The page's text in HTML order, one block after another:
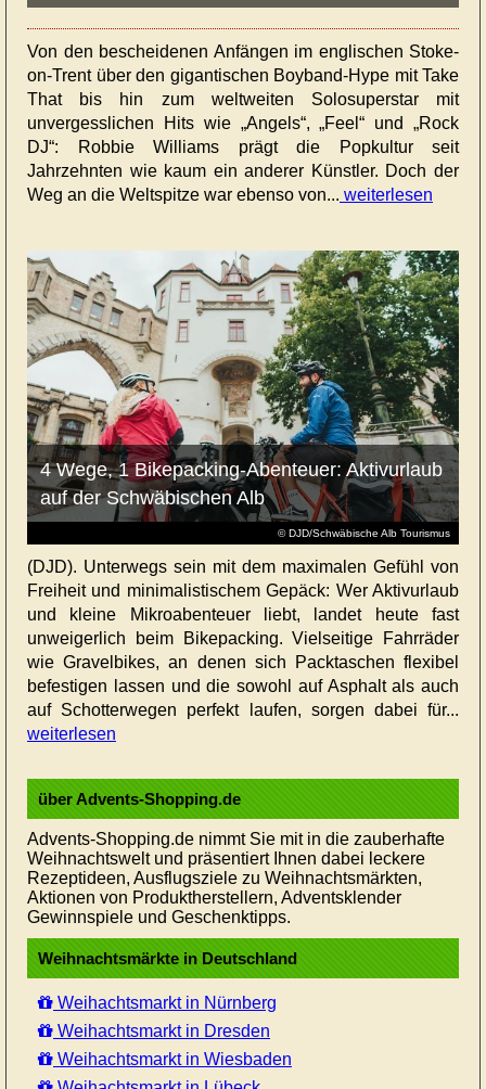
Von den bescheidenen Anfängen im englischen Stoke-
on-Trent über den gigantischen Boyband-Hype mit Take
That bis hin zum weltweiten Solosuperstar mit
unvergesslichen Hits wie „Angels“, „Feel“ und „Rock
DJ“: Robbie Williams prägt die Popkultur seit
Jahrzehnten wie kaum ein anderer Künstler. Doch der
Weg an die Weltspitze war ebenso von... weiterlesen
© DJD/Schwäbische Alb Tourismus
4 Wege, 1 Bikepacking-Abenteuer: Aktivurlaub
auf der Schwäbischen Alb
(DJD). Unterwegs sein mit dem maximalen Gefühl von
Freiheit und minimalistischem Gepäck: Wer Aktivurlaub
und kleine Mikroabenteuer liebt, landet heute fast
unweigerlich beim Bikepacking. Vielseitige Fahrräder
wie Gravelbikes, an denen sich Packtaschen flexibel
befestigen lassen und die sowohl auf Asphalt als auch
auf Schotterwegen perfekt laufen, sorgen dabei für...
weiterlesen
über Advents-Shopping.de
Advents-Shopping.de nimmt Sie mit in die zauberhafte
Weihnachtswelt und präsentiert Ihnen dabei leckere
Rezeptideen, Ausflugsziele zu Weihnachtsmärkten,
Aktionen von Produktherstellern, Adventsklender
Gewinnspiele und Geschenktipps.
Weihnachtsmärkte in Deutschland
Weihachtsmarkt in Nürnberg
Weihachtsmarkt in Dresden
Weihachtsmarkt in Wiesbaden